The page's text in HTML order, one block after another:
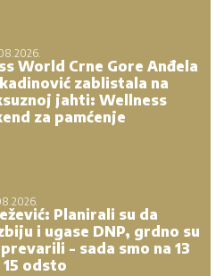
World Crne Gore Anđela
zablistala na
jahti: Wellness
za pamćenje
Planirali su da
i ugase DNP, grdno su
- sada smo na 13
15 odsto